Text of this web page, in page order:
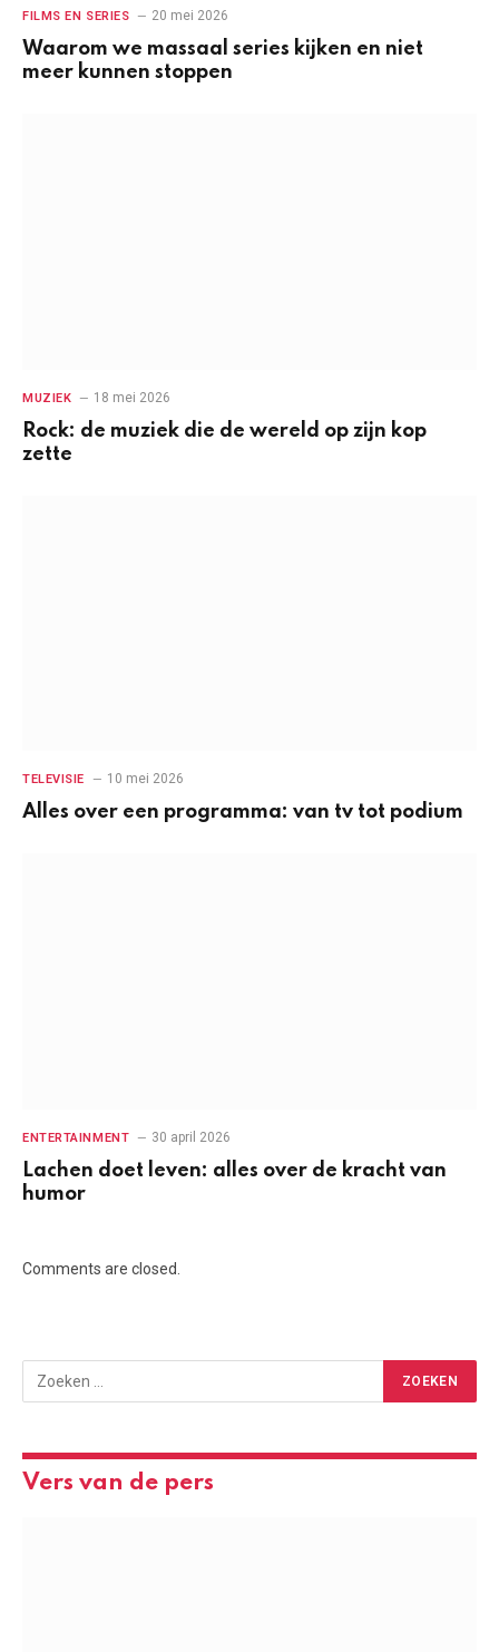
FILMS EN SERIES 20 mei 2026
Waarom we massaal series kijken en niet
meer kunnen stoppen
MUZIEK 18 mei 2026
Rock: de muziek die de wereld op zijn kop
zette
TELEVISIE 10 mei 2026
Alles over een programma: van tv tot podium
ENTERTAINMENT 30 april 2026
Lachen doet leven: alles over de kracht van
humor
Comments are closed.
Vers van de pers